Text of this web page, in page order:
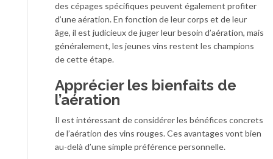
des cépages spécifiques peuvent également profiter
d’une aération. En fonction de leur corps et de leur
âge, il est judicieux de juger leur besoin d’aération, mais
généralement, les jeunes vins restent les champions
de cette étape.
Apprécier les bienfaits de
l’aération
Il est intéressant de considérer les bénéfices concrets
de l’aération des vins rouges. Ces avantages vont bien
au-delà d’une simple préférence personnelle.